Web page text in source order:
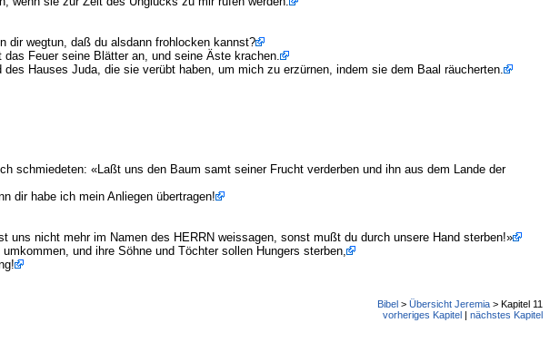
dir wegtun, daß du alsdann frohlocken kannst?
Feuer seine Blätter an, und seine Äste krachen.
Hauses Juda, die sie verübt haben, um mich zu erzürnen, indem sie dem Baal räucherten.
schmiedeten: «Laßt uns den Baum samt seiner Frucht verderben und ihn aus dem Lande der
dir habe ich mein Anliegen übertragen!
nicht mehr im Namen des HERRN weissagen, sonst mußt du durch unsere Hand sterben!»
und ihre Söhne und Töchter sollen Hungers sterben,
Bibel > Übersicht Jeremia > Kapitel 11
vorheriges Kapitel nächstes Kapitel